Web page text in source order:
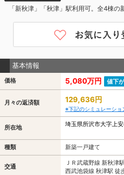
「新秋津」「秋津」駅利用可。全4棟
基本情報
価格 5,080万円 値下
月々の返済額 129,636円
※下記のシミュレーショ
所在地 埼玉県所沢市大字上
種類 新築一戸建て
交通
ＪＲ武蔵野線 新秋津
西武池袋線 秋津駅 徒